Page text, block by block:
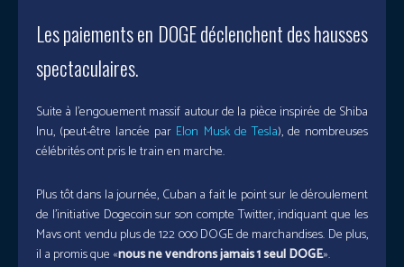
Les paiements en DOGE déclenchent des hausses
spectaculaires.
Suite à l’engouement massif autour de la pièce inspirée de Shiba
Inu, (peut-être lancée par Elon Musk de Tesla), de nombreuses
célébrités ont pris le train en marche.
Plus tôt dans la journée, Cuban a fait le point sur le déroulement
de l’initiative Dogecoin sur son compte Twitter, indiquant que les
Mavs ont vendu plus de 122 000 DOGE de marchandises. De plus,
il a promis que «nous ne vendrons jamais 1 seul DOGE».